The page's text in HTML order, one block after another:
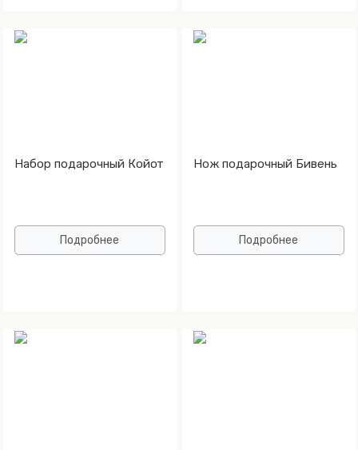
Набор подарочный Койот
Подробнее
Нож подарочный Бивень
Подробнее